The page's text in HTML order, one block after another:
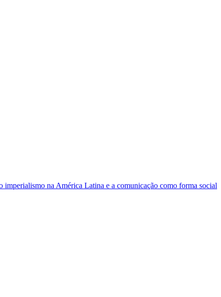
na América Latina e a comunicação como forma social